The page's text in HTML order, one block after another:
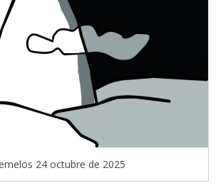
24 octubre de 2025